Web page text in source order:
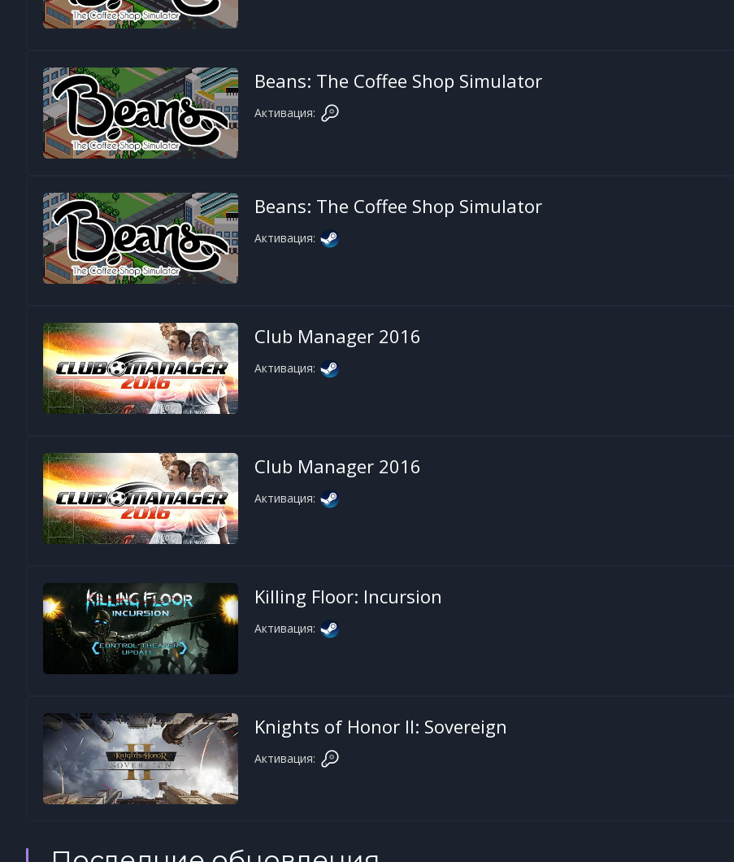
Beans: The Coffee Shop Simulator
Активация:
Beans: The Coffee Shop Simulator
Активация:
Club Manager 2016
Активация:
Club Manager 2016
Активация:
Killing Floor: Incursion
Активация:
Knights of Honor II: Sovereign
Активация: